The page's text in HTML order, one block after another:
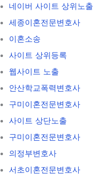
네이버 사이트 상위노출
세종이혼전문변호사
이혼소송
사이트 상위등록
웹사이트 노출
안산학교폭력변호사
구미이혼전문변호사
사이트 상단노출
구미이혼전문변호사
의정부변호사
서초이혼전문변호사